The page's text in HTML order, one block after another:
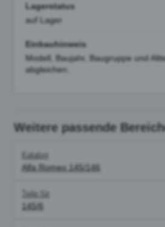
Lagerstatus
auf Lager
Einbauhinweis
Modell, Baujahr, Baugruppe und
abgleichen.
Weitere passende
Katalog
Alfa Romeo 145/146
Teile für
145/6